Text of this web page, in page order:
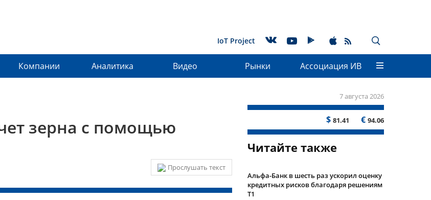
IoT Project
Компании Аналитика Видео Рынки Ассоциация ИВ
7 августа 2026
$ 81.41 € 94.06
зерна с помощью
Прослушать текст
Читайте также
Альфа-Банк в шесть раз ускорил оценку
кредитных рисков благодаря решениям
Т1